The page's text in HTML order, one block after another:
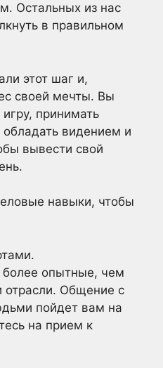
Остальных из нас
в правильном
этот шаг и,
своей мечты. Вы
принимать
видением и
вывести свой
навыки, чтобы
опытные, чем
Общение с
пойдет вам на
на прием к